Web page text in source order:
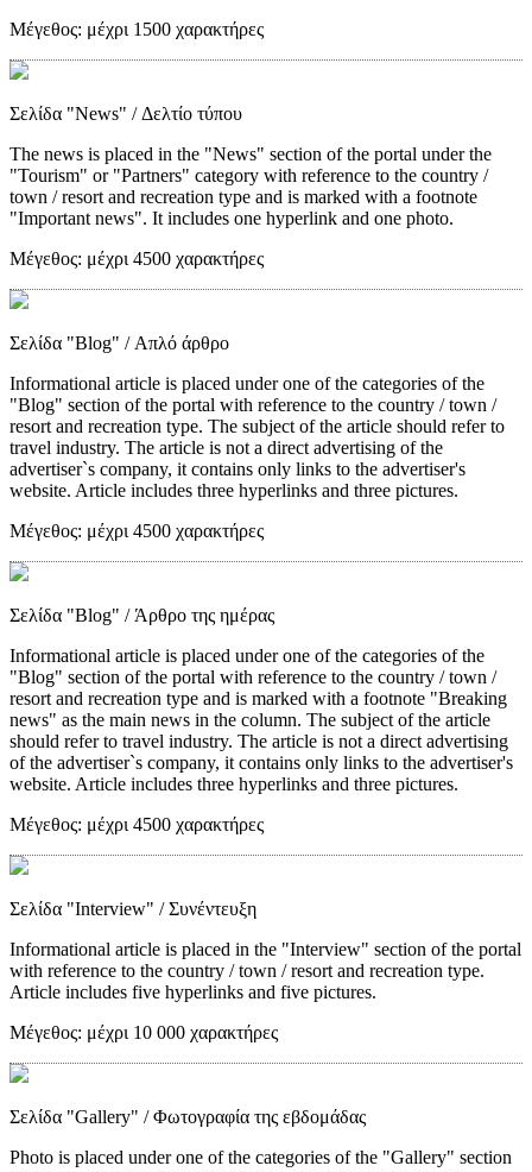
Μέγεθος: μέχρι 1500 χαρακτήρες
Σελίδα "News" / Δελτίο τύπου
The news is placed in the "News" section of the portal under the
"Tourism" or "Partners" category with reference to the country /
town / resort and recreation type and is marked with a footnote
"Important news". It includes one hyperlink and one photo.
Μέγεθος: μέχρι 4500 χαρακτήρες
Σελίδα "Blog" / Απλό άρθρο
Informational article is placed under one of the categories of the
"Blog" section of the portal with reference to the country / town /
resort and recreation type. The subject of the article should refer to
travel industry. The article is not a direct advertising of the
advertiser`s company, it contains only links to the advertiser's
website. Article includes three hyperlinks and three pictures.
Μέγεθος: μέχρι 4500 χαρακτήρες
Σελίδα "Blog" / Άρθρο της ημέρας
Informational article is placed under one of the categories of the
"Blog" section of the portal with reference to the country / town /
resort and recreation type and is marked with a footnote "Breaking
news" as the main news in the column. The subject of the article
should refer to travel industry. The article is not a direct advertising
of the advertiser`s company, it contains only links to the advertiser's
website. Article includes three hyperlinks and three pictures.
Μέγεθος: μέχρι 4500 χαρακτήρες
Σελίδα "Interview" / Συνέντευξη
Informational article is placed in the "Interview" section of the portal
with reference to the country / town / resort and recreation type.
Article includes five hyperlinks and five pictures.
Μέγεθος: μέχρι 10 000 χαρακτήρες
Σελίδα "Gallery" / Φωτογραφία της εβδομάδας
Photo is placed under one of the categories of the "Gallery" section